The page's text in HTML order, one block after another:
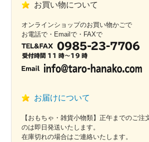
お買い物について
オンラインショップのお買い物かごで
お電話で・Emailで・FAXで
お届けについて
【おもちゃ・雑貨小物類】正午までのご注
のは即日発送いたします。
在庫切れの場合はご連絡いたします。